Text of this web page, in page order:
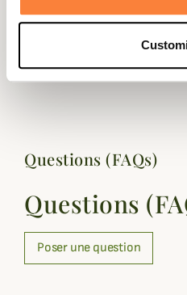
Description
Laksen vous propose ses
vous protéger avec élégance
Questions (FAQs)
Questions
Poser une question